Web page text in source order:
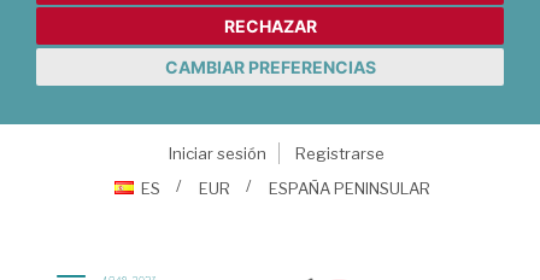
RECHAZAR
CAMBIAR PREFERENCIAS
Iniciar sesión
Registrarse
ES
EUR ESPAÑA PENINSULAR